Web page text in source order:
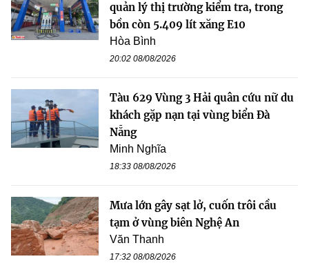
quản lý thị trường kiểm tra, trong
bồn còn 5.409 lít xăng E10
Hòa Bình
20:02 08/08/2026
Tàu 629 Vùng 3 Hải quân cứu nữ du
khách gặp nạn tại vùng biển Đà
Nẵng
Minh Nghĩa
18:33 08/08/2026
Mưa lớn gây sạt lở, cuốn trôi cầu
tạm ở vùng biên Nghệ An
Văn Thanh
17:32 08/08/2026